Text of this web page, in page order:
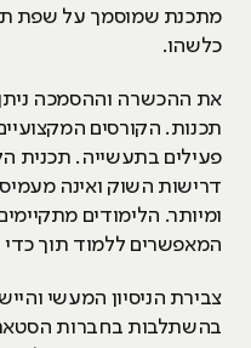
מתכנת שמוסמך על שפת
כלשהו.
את ההכשרה וההסמכה
תכנות. הקורסים
פעילים בתעשייה. תכנית
דרישות השוק ואינה
ומיותר. הלימודים
המאפשרים ללמוד תוך
צבירת הניסיון המעשי
בהשתלבות בחברות